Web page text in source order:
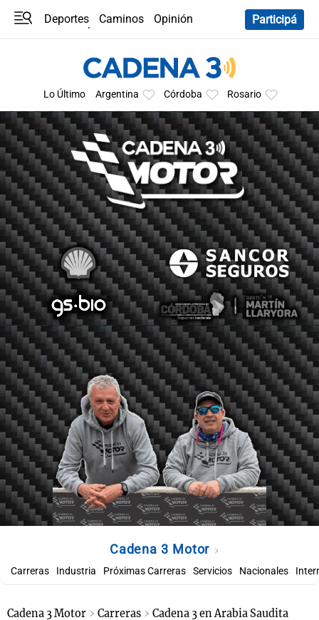
Deportes Caminos
Opinión
Participá
Lo Último Argentina Córdoba Rosario
Cadena 3 Motor
Carreras Industria Próximas Carreras Servicios Nacionales
Cadena 3 Motor Carreras Cadena 3 en Arabia Saudita